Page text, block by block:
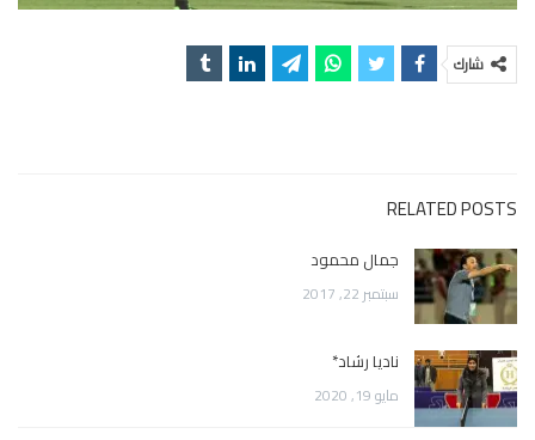
شارك
RELATED POSTS
جمال محمود
سبتمبر 22, 2017
ناديا رشاد*
مايو 19, 2020